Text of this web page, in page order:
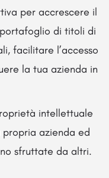
per accrescere il
di titoli di
facilitare l’accesso
la tua azienda in
intellettuale
azienda ed
sfruttate da altri.